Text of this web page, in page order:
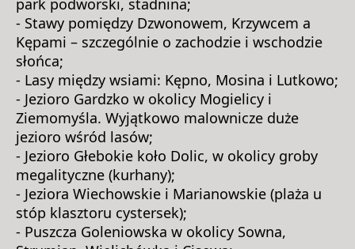
- Stawy pomiędzy Dzwonowem, Krzywcem a
Kępami – szczególnie o zachodzie i wschodzie
słońca;
- Lasy między wsiami: Kępno, Mosina i Lutkowo;
- Jezioro Gardzko w okolicy Mogielicy i
Ziemomyśla. Wyjątkowo malownicze duże
jezioro wśród lasów;
- Jezioro Głebokie koło Dolic, w okolicy groby
megalityczne (kurhany);
- Jeziora Wiechowskie i Marianowskie (plaża u
stóp klasztoru cystersek);
- Puszcza Goleniowska w okolicy Sowna,